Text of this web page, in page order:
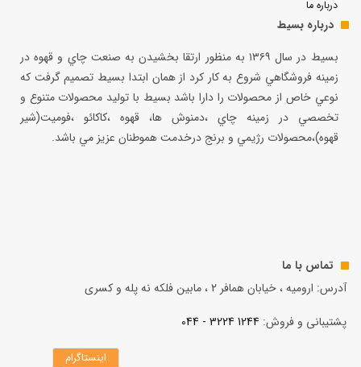
درباره ما
درباره بسیط
بسيط در سال ۱۳۶۹ به منظور ارتقا بخشيدن به صنعت چاي و قهوه در
زمينه فروشگاهي شروع به كار كرد از همان ابتدا بسيط تصميم گرفت كه
نوعي خاص از محصولات را دارا باشد بسيط با توليد محصولات متنوع و
تخصصي در زمينه چاي ،دمنوش ها، قهوه ،كاكائو ،فوميت(شير
قهوه)،محصولات رژيمي و برنج درخدمت هموطنان عزيز مي باشد.
تماس با ما
آدرس: ارومیه ، خیابان همافر 2 ، مابين فلكه نه پله و کسری
پشتیبانی و فروش: 1244 3224 - 044
اینستاگرام